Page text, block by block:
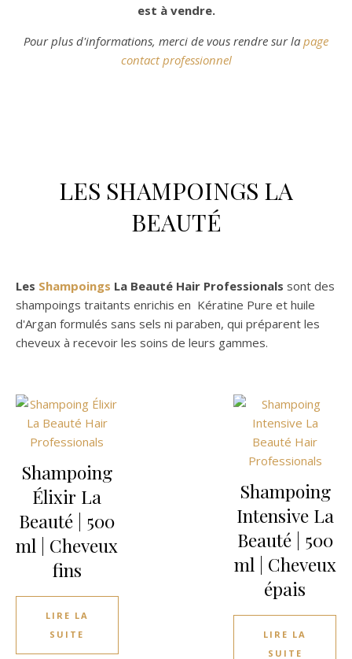
est à vendre.
Pour plus d'informations, merci de vous rendre sur la page
contact professionnel
LES SHAMPOINGS LA
BEAUTÉ
Les Shampoings La Beauté Hair Professionals sont des
shampoings traitants enrichis en Kératine Pure et huile
d'Argan formulés sans sels ni paraben, qui préparent les
cheveux à recevoir les soins de leurs gammes.
Shampoing
Élixir La
Beauté | 500
ml | Cheveux
fins
LIRE LA
SUITE
Shampoing
Intensive La
Beauté | 500
ml | Cheveux
épais
LIRE LA
SUITE